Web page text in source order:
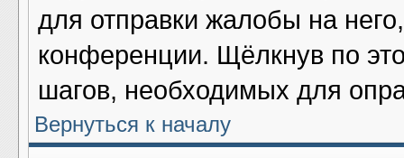
для отправки жалобы на
конференции. Щёлкнув по
шагов, необходимых для
Вернуться к началу